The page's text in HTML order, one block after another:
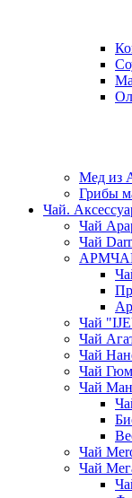
Мед из
Грибы
Чай.
Чай
Чай
Чай
Чай
Чай
Чай
Чай
Чай
Чай